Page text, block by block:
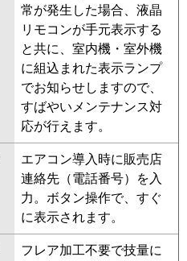
常が発生した場合、液晶
リモコンが手元表示する
と共に、室内機・室外機
に組込まれた表示ランプ
でお知らせしますので、
すばやいメンテナンス対
応が行えます。
エアコン導入時に販売店
連絡先（電話番号）を入
力。ボタン操作で、すぐ
に表示されます。
フレア加工不要で技量に